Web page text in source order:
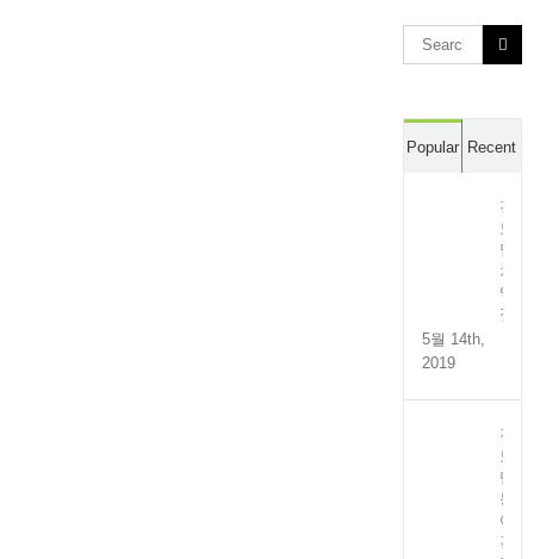
Search
for:
Popular Recent
전
도
멸
치
액
젓
5월 14th,
2019
전
도
만
능
어
간